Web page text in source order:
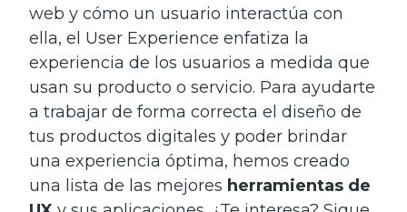
web y cómo un usuario interactúa con
ella, el User Experience enfatiza la
experiencia de los usuarios a medida que
usan su producto o servicio. Para ayudarte
a trabajar de forma correcta el diseño de
tus productos digitales y poder brindar
una experiencia óptima, hemos creado
una lista de las mejores herramientas de